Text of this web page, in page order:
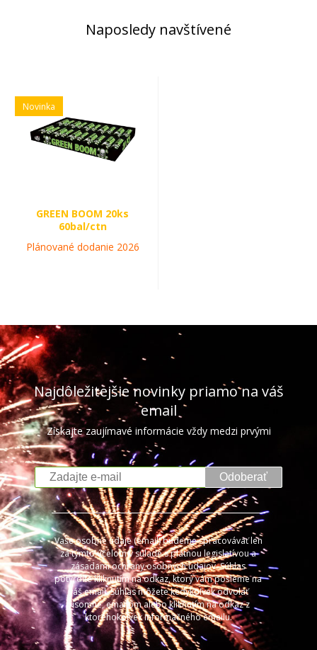
Naposledy navštívené
Novinka
GREEN BOOM 20ks
60bal/ctn
Plánované dodanie 2026
Najdôležitejšie novinky priamo na váš
email
Získajte zaujímavé informácie vždy medzi prvými
Odoberať
Vaše osobné údaje (email) budeme spracovávať len
za týmto účelom v súlade s platnou legislatívou a
zásadami ochrany osobných údajov. Súhlas
potvrdíte kliknutím na odkaz, ktorý vám pošleme na
váš email. Súhlas môžete kedykoľvek odvolať
písomne, emailom alebo kliknutím na odkaz z
ktoréhokoľvek informačného emailu.